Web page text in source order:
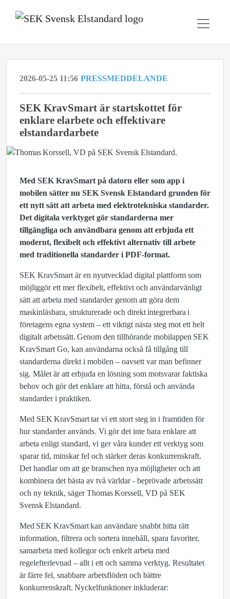
2026-05-25 11:56 PRESSMEDDELANDE
SEK KravSmart är startskottet för
enklare elarbete och effektivare
elstandardarbete
Med SEK KravSmart på datorn eller som app i
mobilen sätter nu SEK Svensk Elstandard grunden för
ett nytt sätt att arbeta med elektrotekniska standarder.
Det digitala verktyget gör standarderna mer
tillgängliga och användbara genom att erbjuda ett
modernt, flexibelt och effektivt alternativ till arbete
med traditionella standarder i PDF-format.
SEK KravSmart är en nyutvecklad digital plattform som
möjliggör ett mer flexibelt, effektivt och användarvänligt
sätt att arbeta med standarder genom att göra dem
maskinläsbara, strukturerade och direkt integrerbara i
företagens egna system – ett viktigt nästa steg mot ett helt
digitalt arbetssätt. Genom den tillhörande mobilappen SEK
KravSmart Go, kan användarna också få tillgång till
standarderna direkt i mobilen – oavsett var man befinner
sig. Målet är att erbjuda en lösning som motsvarar faktiska
behov och gör det enklare att hitta, förstå och använda
standarder i praktiken.
Med SEK KravSmart tar vi ett stort steg in i framtiden för
hur standarder används. Vi gör det inte bara enklare att
arbeta enligt standard, vi ger våra kunder ett verktyg som
sparar tid, minskar fel och stärker deras konkurrenskraft.
Det handlar om att ge branschen nya möjligheter och att
kombinera det bästa av två världar - beprövade arbetssätt
och ny teknik, säger Thomas Korssell, VD på SEK
Svensk Elstandard.
Med SEK KravSmart kan användare snabbt hitta rätt
information, filtrera och sortera innehåll, spara favoriter,
samarbeta med kollegor och enkelt arbeta med
regelefterlevnad – allt i ett och samma verktyg. Resultatet
är färre fel, snabbare arbetsflöden och bättre
konkurrenskraft. Nyckelfunktioner inkluderar: